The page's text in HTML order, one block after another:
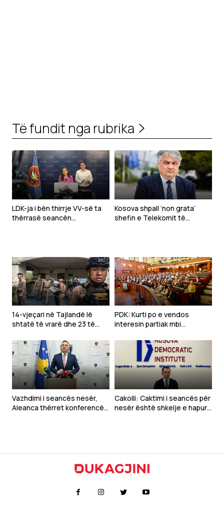
Të fundit nga rubrika
LDK-ja i bën thirrje VV-së ta
thërrasë seancën
Kosova shpall ‘non grata’
shefin e Telekomit të
14-vjeçari në Tajlandë lë
shtatë të vrarë dhe 23 të
PDK: Kurti po e vendos
interesin partiak mbi
Vazhdimi i seancës nesër,
Aleanca thërret konferencë
Cakolli: Caktimi i seancës për
nesër është shkelje e hapur